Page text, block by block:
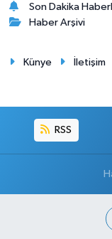
Son Dakika
Haber Arşivi
Künye İletişim
RSS